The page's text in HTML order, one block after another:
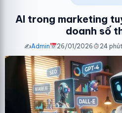
AI trong marketing
doanh số
✍️Admin 26/01/2026 24